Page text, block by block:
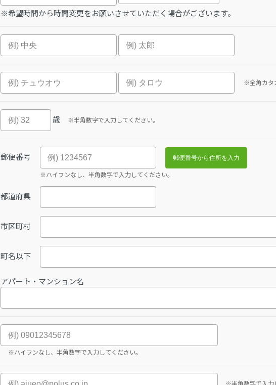
※希望時間から時間変更をお願いさせていただく場合がございます。
※全角カタ
歳 ※半角数字で入力してください。
郵便番号
※ハイフンなし、半角数字で入力してください。
都道府県
市区町村
町名以下
アパート・マンション名
※ハイフンなし、半角数字で入力してください。
※半角数字で入力